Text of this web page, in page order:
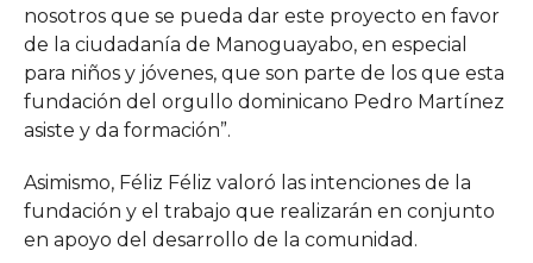
nosotros que se pueda dar este proyecto en favor
de la ciudadanía de Manoguayabo, en especial
para niños y jóvenes, que son parte de los que esta
fundación del orgullo dominicano Pedro Martínez
asiste y da formación”.
Asimismo, Féliz Féliz valoró las intenciones de la
fundación y el trabajo que realizarán en conjunto
en apoyo del desarrollo de la comunidad.